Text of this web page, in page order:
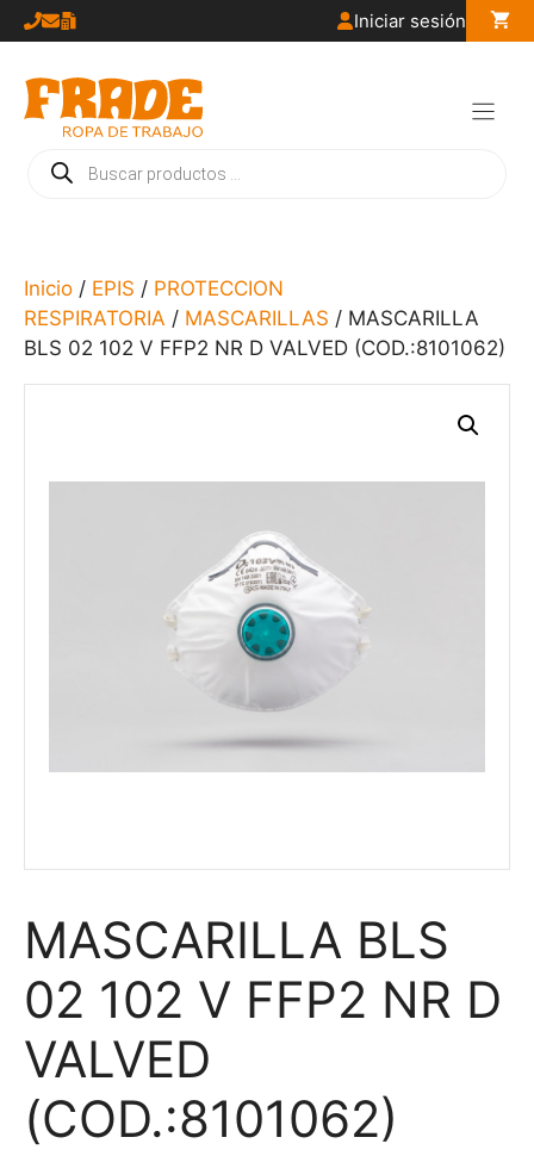
Saltar
al
contenido
Iniciar sesión
Búsqueda
de
Inicio / EPIS / PROTECCION
RESPIRATORIA / MASCARILLAS / MASCARILLA
BLS 02 102 V FFP2 NR D VALVED (COD.:8101062)
MASCARILLA BLS
02 102 V FFP2 NR D
VALVED
(COD.:8101062)